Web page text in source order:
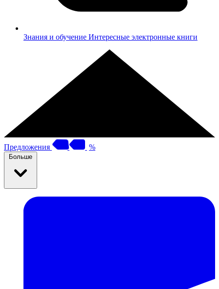
Знания и обучение Интересные электронные книги
Предложения %
Больше